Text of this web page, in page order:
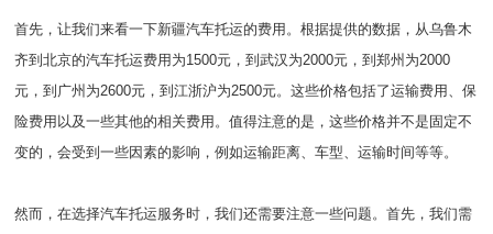
首先，让我们来看一下新疆汽车托运的费用。根据提供的数据，从乌鲁木
齐到北京的汽车托运费用为1500元，到武汉为2000元，到郑州为2000
元，到广州为2600元，到江浙沪为2500元。这些价格包括了运输费用、保
险费用以及一些其他的相关费用。值得注意的是，这些价格并不是固定不
变的，会受到一些因素的影响，例如运输距离、车型、运输时间等等。
然而，在选择汽车托运服务时，我们还需要注意一些问题。首先，我们需